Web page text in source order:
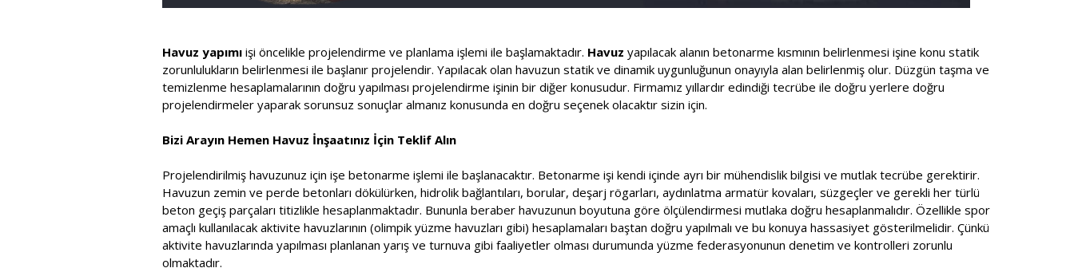
Havuz yapımı işi öncelikle projelendirme ve planlama işlemi ile başlamaktadır. Havuz yapılacak alanın betonarme kısmının belirlenmesi işine konu statik
zorunlulukların belirlenmesi ile başlanır projelendir. Yapılacak olan havuzun statik ve dinamik uygunluğunun onayıyla alan belirlenmiş olur. Düzgün taşma ve
temizlenme hesaplamalarının doğru yapılması projelendirme işinin bir diğer konusudur. Firmamız yıllardır edindiği tecrübe ile doğru yerlere doğru
projelendirmeler yaparak sorunsuz sonuçlar almanız konusunda en doğru seçenek olacaktır sizin için.
Bizi Arayın Hemen Havuz İnşaatınız İçin Teklif Alın
Projelendirilmiş havuzunuz için işe betonarme işlemi ile başlanacaktır. Betonarme işi kendi içinde ayrı bir mühendislik bilgisi ve mutlak tecrübe gerektirir.
Havuzun zemin ve perde betonları dökülürken, hidrolik bağlantıları, borular, deşarj rögarları, aydınlatma armatür kovaları, süzgeçler ve gerekli her türlü
beton geçiş parçaları titizlikle hesaplanmaktadır. Bununla beraber havuzunun boyutuna göre ölçülendirmesi mutlaka doğru hesaplanmalıdır. Özellikle spor
amaçlı kullanılacak aktivite havuzlarının (olimpik yüzme havuzları gibi) hesaplamaları baştan doğru yapılmalı ve bu konuya hassasiyet gösterilmelidir. Çünkü
aktivite havuzlarında yapılması planlanan yarış ve turnuva gibi faaliyetler olması durumunda yüzme federasyonunun denetim ve kontrolleri zorunlu
olmaktadır.